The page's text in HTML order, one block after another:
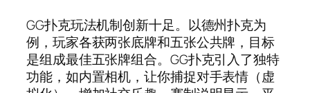
GG扑克玩法机制创新十足。以德州扑克为
例，玩家各获两张底牌和五张公共牌，目标
是组成最佳五张牌组合。GG扑克引入了独特
功能，如内置相机，让你捕捉对手表情（虚